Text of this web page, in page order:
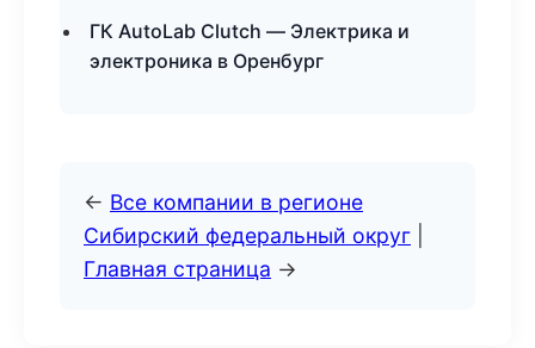
ГК AutoLab Clutch — Электрика и
электроника в Оренбург
← Все компании в регионе
Сибирский федеральный округ
Главная страница →